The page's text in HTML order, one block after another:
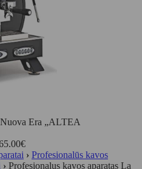
Nuova Era „ALTEA
€
› Profesionalūs kavos
› Profesionalus kavos aparatas La